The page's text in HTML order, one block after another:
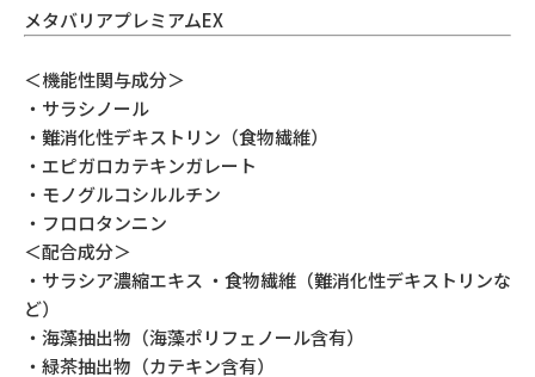
メタバリアプレミアムEX
＜機能性関与成分＞
・サラシノール
・難消化性デキストリン（食物繊維）
・エピガロカテキンガレート
・モノグルコシルルチン
・フロロタンニン
＜配合成分＞
・サラシア濃縮エキス ・食物繊維（難消化性デキストリンな
ど）
・海藻抽出物（海藻ポリフェノール含有）
・緑茶抽出物（カテキン含有）